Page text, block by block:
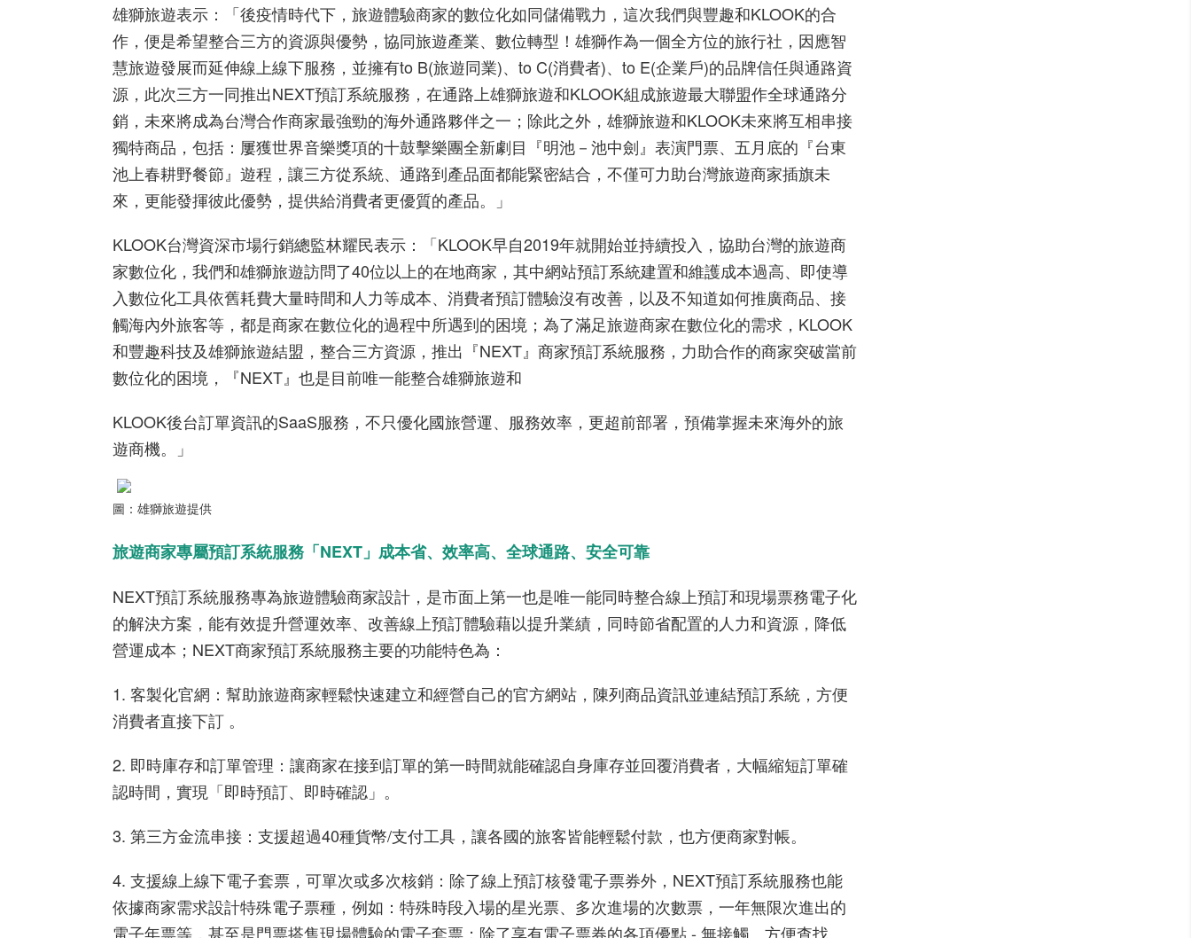
雄獅旅遊表示：「後疫情時代下，旅遊體驗商家的數位化如同儲備戰力，這次我們與豐趣和KLOOK的合
作，便是希望整合三方的資源與優勢，協同旅遊產業、數位轉型！雄獅作為一個全方位的旅行社，因應智
慧旅遊發展而延伸線上線下服務，並擁有to B(旅遊同業)、 to C(消費者)、 to E(企業戶)的品牌信任與通路資
源，此次三方一同推出NEXT預訂系統服務，在通路上雄獅旅遊和KLOOK組成旅遊最大聯盟作全球通路分
銷，未來將成為台灣合作商家最強勁的海外通路夥伴之一；除此之外，雄獅旅遊和KLOOK未來將互相串接
獨特商品，包括：屢獲世界音樂獎項的十鼓擊樂團全新劇目『明池－池中劍』表演門票、五月底的『台東
池上春耕野餐節』遊程，讓三方從系統、通路到產品面都能緊密結合，不僅可力助台灣旅遊商家插旗未
來，更能發揮彼此優勢，提供給消費者更優質的產品。」
KLOOK台灣資深市場行銷總監林耀民表示：「KLOOK早自2019年就開始並持續投入，協助台灣的旅遊商
家數位化，我們和雄獅旅遊訪問了40位以上的在地商家，其中網站預訂系統建置和維護成本過高、即使導
入數位化工具依舊耗費大量時間和人力等成本、消費者預訂體驗沒有改善，以及不知道如何推廣商品、接
觸海內外旅客等，都是商家在數位化的過程中所遇到的困境；為了滿足旅遊商家在數位化的需求， KLOOK
和豐趣科技及雄獅旅遊結盟，整合三方資源，推出『NEXT』商家預訂系統服務，力助合作的商家突破當前
數位化的困境，『NEXT』也是目前唯一能整合雄獅旅遊和
KLOOK後台訂單資訊的SaaS服務 ，不只優化國旅營運、服務效率，更超前部署，預備掌握未來海外的旅
遊商機。」
圖：雄獅旅遊提供
旅遊商家專屬預訂系統服務「NEXT 」 成本省、效率高、全球通路、安全可靠
NEXT預訂系統服務專為旅遊體驗商家設計，是市面上第一也是唯一能同時整合線上預訂和現場票務電子化
的解決方案，能有效提升營運效率、改善線上預訂體驗藉以提升業績，同時節省配置的人力和資源，降低
營運成本； NEXT商家預訂系統服務主要的功能特色為：
1. 客製化官網 ：幫助旅遊商家輕鬆快速建立和經營自己的官方網站，陳列商品資訊並連結預訂系統，方便
消費者直接下訂 。
2. 即時庫存和訂單管理 ：讓商家在接到訂單的第一時間就能確認自身庫存並回覆消費者，大幅縮短訂單確
認時間，實現「即時預訂、即時確認」。
3. 第三方金流串接 ：支援超過40種貨幣/支付工具，讓各國的旅客皆能輕鬆付款，也方便商家對帳。
4. 支援線上線下電子套票，可單次或多次核銷 ：除了線上預訂核發電子票券外， NEXT預訂系統服務也能
依據商家需求設計特殊電子票種，例如：特殊時段入場的星光票、多次進場的次數票，一年無限次進出的
電子年票等，甚至是門票搭售現場體驗的電子套票；除了享有電子票券的各項優點- 無接觸、方便查找、